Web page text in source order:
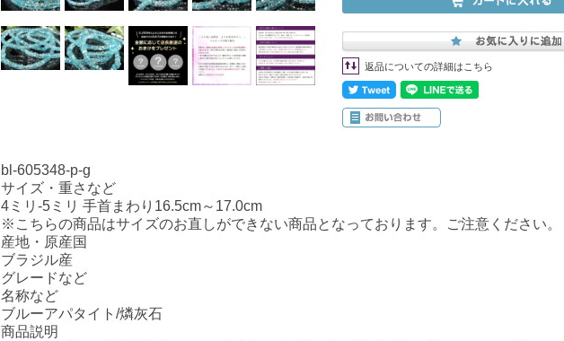
返品についての詳細はこちら
bl-605348-p-g
サイズ・重さなど
4ミリ-5ミリ 手首まわり16.5cm～17.0cm
※こちらの商品はサイズのお直しができない商品となっております。ご注意ください。
産地・原産国
ブラジル産
グレードなど
名称など
ブルーアパタイト/燐灰石
商品説明